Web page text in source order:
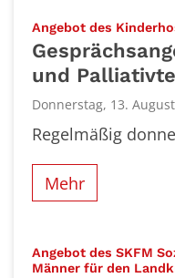
Angebot des
und
Donnerstag, 13.
Regelmäßig
Mehr
Angebot des SKFM
Männer für den